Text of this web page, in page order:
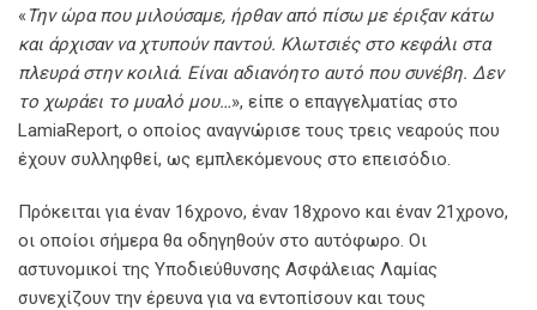
« Την ώρα που μιλούσαμε, ήρθαν από πίσω με έριξαν κάτω
και άρχισαν να χτυπούν παντού. Κλωτσιές στο κεφάλι στα
πλευρά στην κοιλιά. Είναι αδιανόητο αυτό που συνέβη. Δεν
το χωράει το μυαλό μου…», είπε ο επαγγελματίας στο
LamiaReport, ο οποίος αναγνώρισε τους τρεις νεαρούς που
έχουν συλληφθεί, ως εμπλεκόμενους στο επεισόδιο.
Πρόκειται για έναν 16χρονο, έναν 18χρονο και έναν 21χρονο,
οι οποίοι σήμερα θα οδηγηθούν στο αυτόφωρο. Οι
αστυνομικοί της Υποδιεύθυνσης Ασφάλειας Λαμίας
συνεχίζουν την έρευνα για να εντοπίσουν και τους